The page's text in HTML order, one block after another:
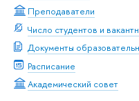
Преподаватели
Число студентов и
Документы
Расписание
Академический совет